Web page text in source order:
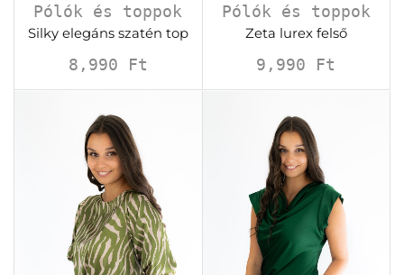
Pólók és toppok
Silky elegáns szatén top
8,990 Ft
Pólók és toppok
Zeta lurex felső
9,990 Ft